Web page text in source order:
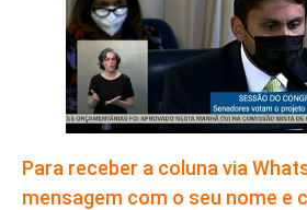
Para receber a coluna via
mensagem com o seu nome e